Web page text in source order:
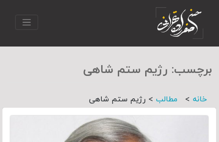
برچسب: رژیم ستم شاهی
خانه > مطالب > رژیم ستم شاهی